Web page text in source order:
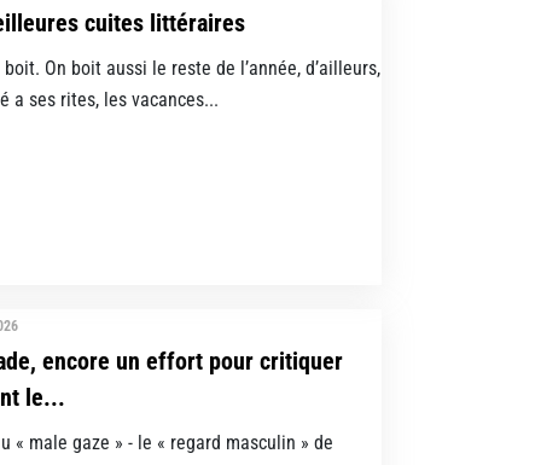
cuites littéraires
boit. On boit aussi le reste de l’année, d’ailleurs,
a ses rites, les vacances...
encore un effort pour critiquer
le...
« male gaze » - le « regard masculin » de